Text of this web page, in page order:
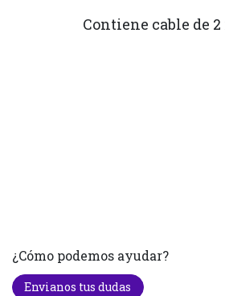
Contiene cable de
¿Cómo podemos ayudar?
Envianos tus dudas